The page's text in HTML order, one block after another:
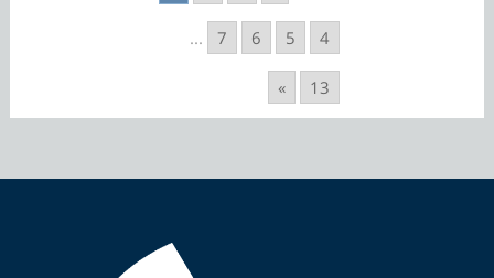
4
5
6
7
...
13
»